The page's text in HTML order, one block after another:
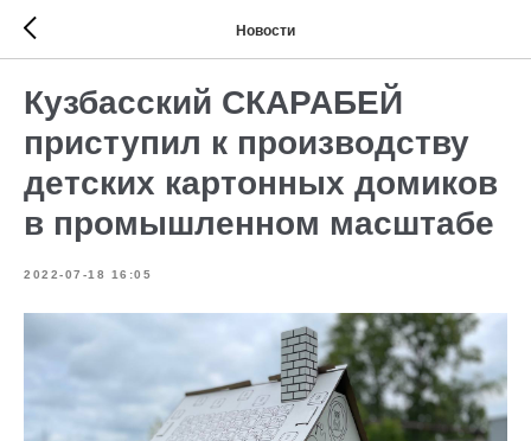
Новости
Кузбасский СКАРАБЕЙ
приступил к производству
детских картонных домиков
в промышленном масштабе
2022-07-18 16:05